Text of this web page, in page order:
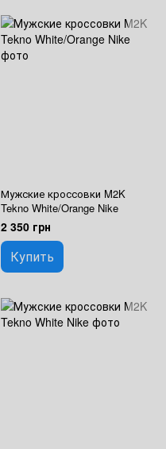
Мужские кроссовки M2K
Tekno White/Orange Nike
2 350 грн
Купить